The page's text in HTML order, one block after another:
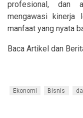
profesional, dan
mengawasi kinerja
manfaat yang nyata
Baca Artikel dan
Ekonomi Bisnis